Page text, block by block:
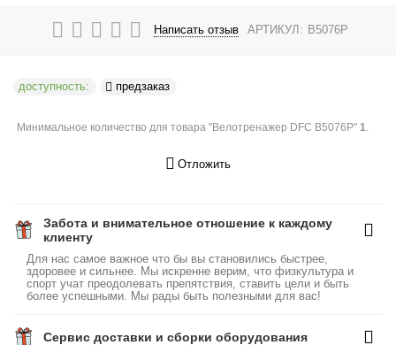
Написать отзыв АРТИКУЛ: B5076P
доступность: предзаказ
Минимальное количество для товара "Велотренажер DFC B5076P"1.
Отложить
Забота и внимательное отношение к каждому
клиенту
Для нас самое важное что бы вы становились быстрее,
здоровее и сильнее. Мы искренне верим, что физкультура и
спорт учат преодолевать препятствия, ставить цели и быть
более успешными. Мы рады быть полезными для вас!
Сервис доставки и сборки оборудования